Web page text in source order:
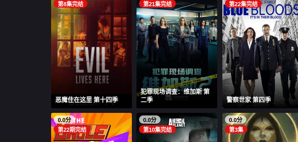
第8集完结
恶魔住在这里 第十四季
第21集完结
犯罪现场调查：维加斯 第
二季
第22集完结
警察世家 第四季
0.0分
第22期完结
0.0分
第10集完结
0.0分
第3集